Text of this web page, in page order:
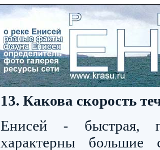
13. Какова скорость
Енисей - быстрая,
характерны большие